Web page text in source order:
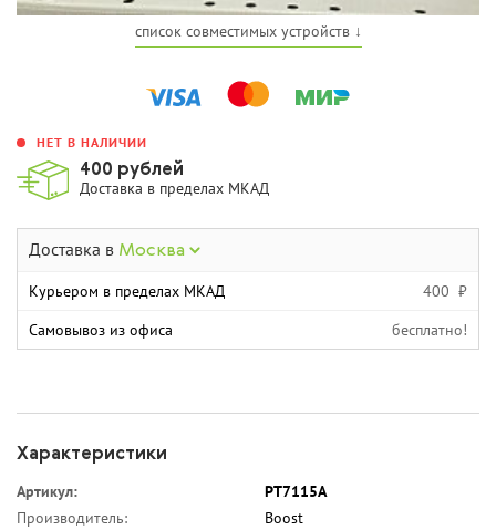
список совместимых устройств ↓
НЕТ В НАЛИЧИИ
400 рублей
Доставка в пределах МКАД
Доставка в Москва
Курьером в пределах МКАД
400 ₽
Самовывоз из офиса
бесплатно!
Характеристики
Артикул:
PT7115A
Производитель:
Boost